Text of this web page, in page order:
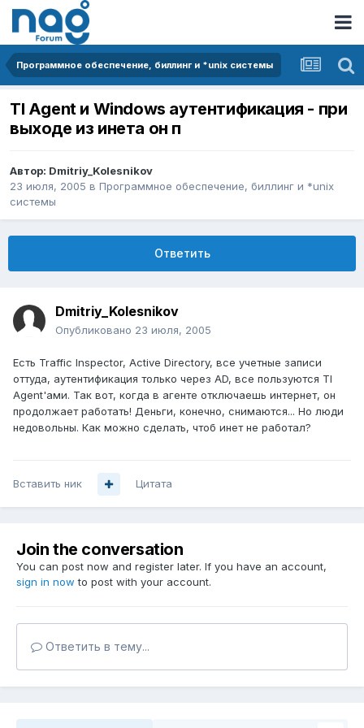
Программное обеспечение, биллинг и *unix системы
TI Agent и Windows аутентификация - при
выходе из инета он п
Автор: Dmitriy_Kolesnikov
23 июля, 2005 в Программное обеспечение, биллинг и *unix
системы
Ответить
Dmitriy_Kolesnikov
Опубликовано 23 июля, 2005
Есть Traffic Inspector, Active Directory, все учетные записи
оттуда, аутентификация только через AD, все пользуются TI
Agent'ами. Так вот, когда в агенте отключаешь интернет, он
продолжает работать! Деньги, конечно, снимаются... Но люди
недовольны. Как можно сделать, чтоб инет не работал?
Вставить ник Цитата
Join the conversation
You can post now and register later. If you have an account,
sign in now to post with your account.
Ответить в тему...